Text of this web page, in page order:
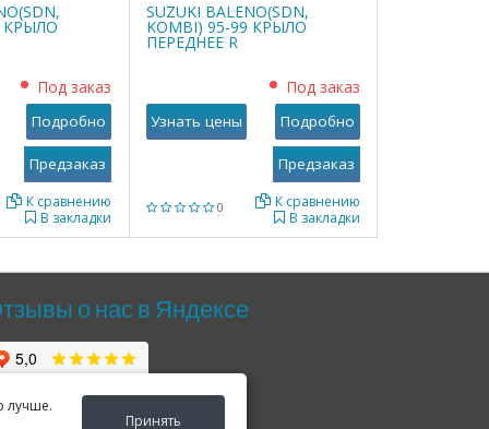
лучше.
Принять
КРЫЛО
Под заказ
В закладки
К сравнению
Подробно
SUZUKI BALENO(SDN,
KOMBI) 95-99 КРЫЛО
ПЕРЕДНЕЕ R
0
Под заказ
В закладки
К сравнению
Узнать цены Подробно
о нас в Яндексе